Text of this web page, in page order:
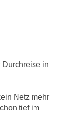
Durchreise in
Netz mehr
tief im